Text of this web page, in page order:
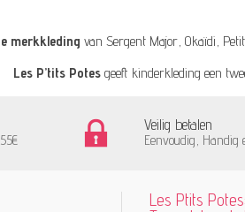
merkkleding vanSergent Major,Okaïdi,
Les P’tits Potes geeft kinderkleding een
Veilig betalen
Eenvoudig, Handig
Les Ptits Potes: